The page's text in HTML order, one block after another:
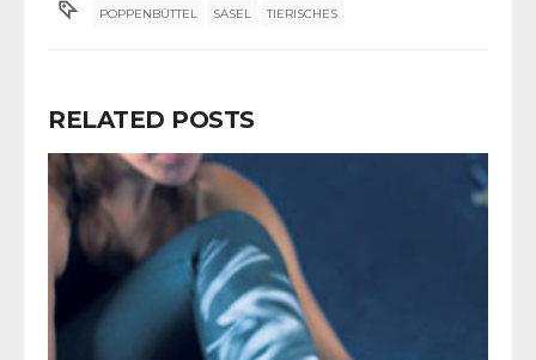
POPPENBÜTTEL SASEL TIERISCHES
RELATED POSTS